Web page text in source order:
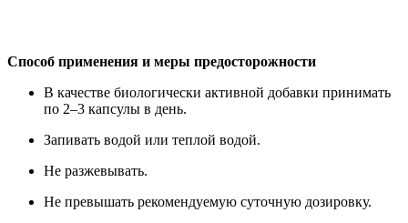
Способ применения и меры предосторожности
В качестве биологически активной добавки принимать
по 2–3 капсулы в день.
Запивать водой или теплой водой.
Не разжевывать.
Не превышать рекомендуемую суточную дозировку.